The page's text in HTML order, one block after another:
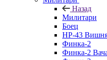
Назад
Милитари
Боец
НР-43
Финка-2
Финка-2